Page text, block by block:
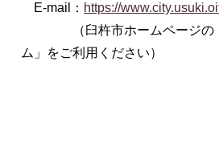
E-mail： https://
（臼杵市ホームページの「
ム」をご利用ください）